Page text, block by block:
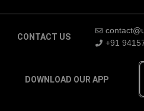
CONTACT US
+91
DOWNLOAD OUR APP